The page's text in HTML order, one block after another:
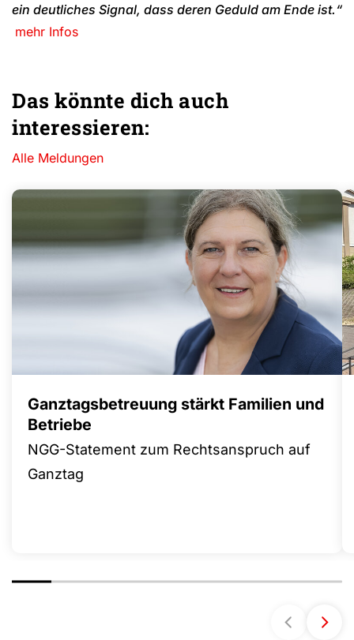
ein deutliches Signal, dass deren Geduld am Ende ist.“
mehr Infos
Das könnte dich auch
interessieren:
Alle Meldungen
Ganztagsbetreuung stärkt Familien und
Betriebe
NGG-Statement zum Rechtsanspruch auf
Ganztag